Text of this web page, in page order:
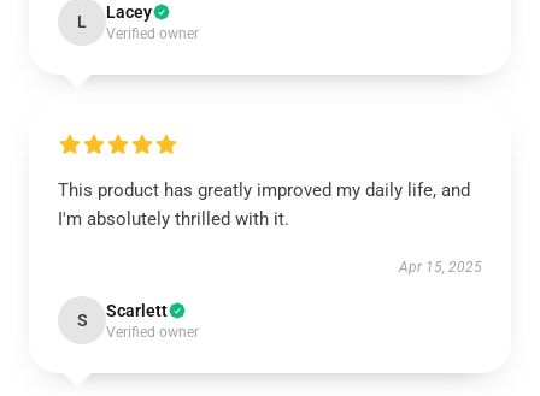
L Lacey
Verified owner
This product has greatly improved my daily life, and
I'm absolutely thrilled with it.
Apr 15, 2025
S Scarlett
Verified owner